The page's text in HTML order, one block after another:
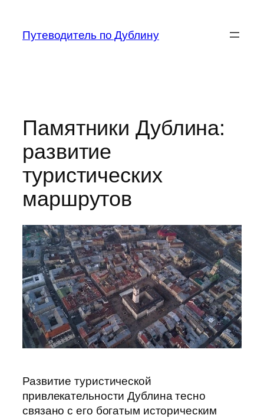
содержимому
Путеводитель по Дублину
Памятники Дублина:
развитие
туристических
маршрутов
Развитие туристической
привлекательности Дублина тесно
связано с его богатым историческим